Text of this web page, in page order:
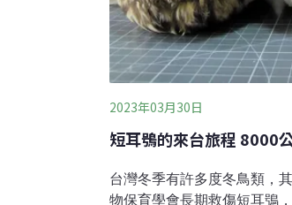
2023年03月30日
短耳鴞的來台旅程 8000
台灣冬季有許多度冬鳥類，
物保育學會長期救傷短耳鴞